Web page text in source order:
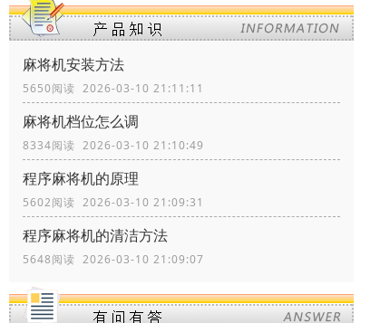
麻将机安装方法
5650阅读 2026-03-10 21:11:11
麻将机档位怎么调
8334阅读 2026-03-10 21:10:49
程序麻将机的原理
5602阅读 2026-03-10 21:09:31
程序麻将机的清洁方法
5648阅读 2026-03-10 21:09:07